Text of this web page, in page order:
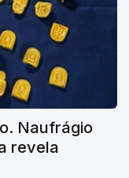
Naufrágio
revela